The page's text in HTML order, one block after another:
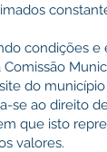
condições e
Comissão
do
se ao direito
que isto
valores.